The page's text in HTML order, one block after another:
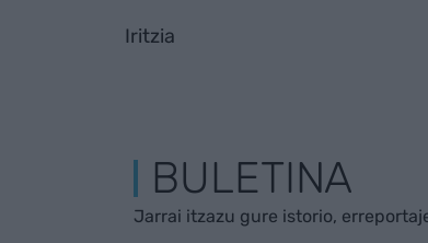
Iritzia
BULETINA
Jarrai itzazu gure istorio,